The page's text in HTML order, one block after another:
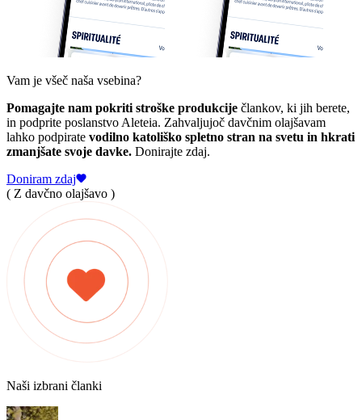
Vam je všeč naša vsebina?
Pomagajte nam pokriti stroške produkcije člankov, ki jih berete,
in podprite poslanstvo Aleteia. Zahvaljujoč davčnim olajšavam
lahko podpirate vodilno katoliško spletno stran na svetu in hkrati
zmanjšate svoje davke. Donirajte zdaj.
Doniram zdaj
( Z davčno olajšavo )
Naši izbrani članki